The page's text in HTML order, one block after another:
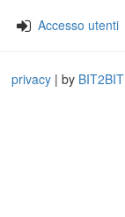
Accesso utenti
privacy | by BIT2BIT